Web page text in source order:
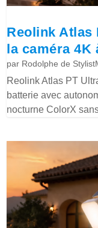
Reolink Atlas
la caméra 4K
par Rodolphe de
Reolink Atlas PT
batterie avec
nocturne ColorX